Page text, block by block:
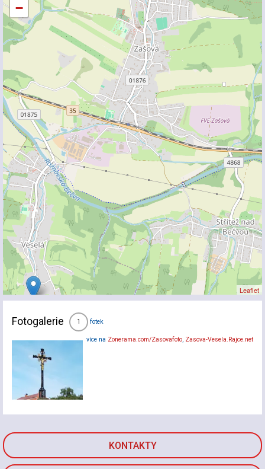
KONTAKTY
−
Leaflet
Fotogalerie 1 fotek
více na Zonerama.com/Zasovafoto, Zasova-Vesela.Rajce.net